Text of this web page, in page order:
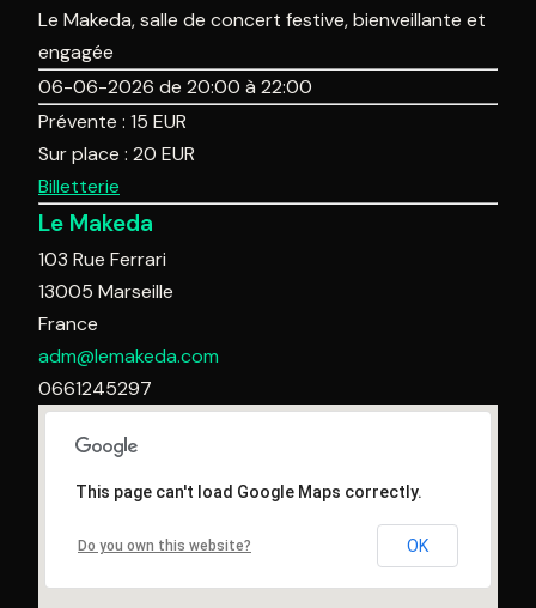
Le Makeda, salle de concert festive, bienveillante et
engagée
06-06-2026 de 20:00 à 22:00
Prévente : 15 EUR
Sur place : 20 EUR
Billetterie
Le Makeda
103 Rue Ferrari
13005 Marseille
France
adm@lemakeda.com
0661245297
This page can't load Google Maps correctly.
Do you own this website? OK